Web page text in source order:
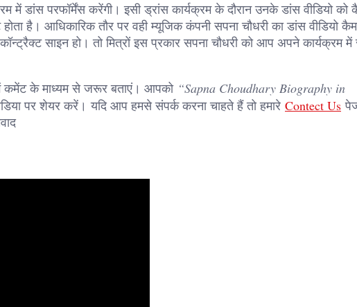
डांस परफॉर्मेंस करेंगी। इसी ड्रांस कार्यक्रम के दौरान उनके डांस वीडियो को
है। आधिकारिक तौर पर वही म्यूजिक कंपनी सपना चौधरी का डांस वीडियो
साइन हो। तो मित्रों इस प्रकार सपना चौधरी को आप अपने कार्यक्रम
के माध्यम से जरूर बताएं। आपको “Sapna Choudhary Biography in
पर शेयर करें। यदि आप हमसे संपर्क करना चाहते हैं तो हमारे Contect Us